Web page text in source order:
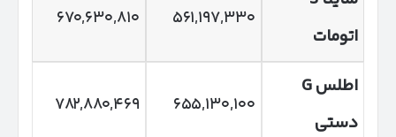
اتومات
۵۶۱,۱۹۷,۳۳۰ ۶۷۰,۶۳۰,۸۱۰
اطلسG
دستی
۶۵۵,۱۳۰,۱۰۰ ۷۸۲,۸۸۰,۴۶۹